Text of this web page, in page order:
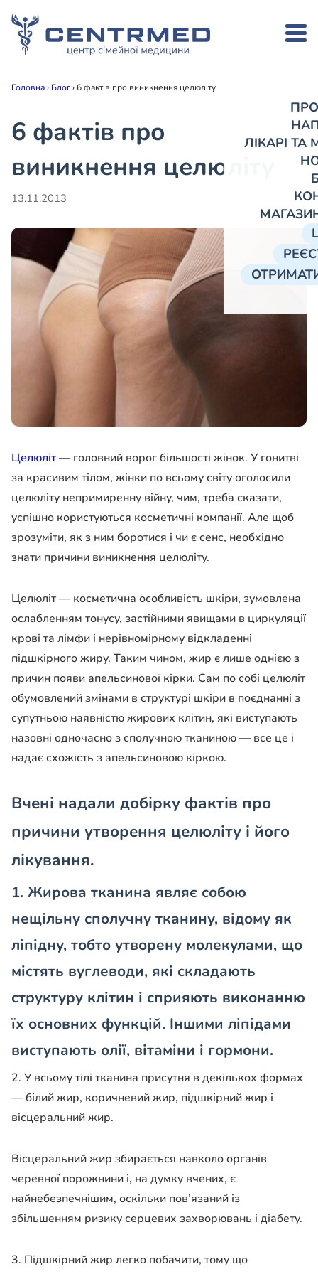
ЛІКАРІ
Головна› Блог›6 фактів про виникнення целюліту
6 фактів про
виникнення целюліту
13.11.2013
Целюліт— головний ворог більшості жінок. У гонитві
за красивим тілом, жінки по всьому світу оголосили
целюліту непримиренну війну, чим, треба сказати,
успішно користуються косметичні компанії. Але щоб
зрозуміти, як з ним боротися і чи є сенс, необхідно
знати причини виникнення целюліту.
Целюліт — косметична особливість шкіри, зумовлена ​​
ослабленням тонусу, застійними явищами в циркуляції
крові та лімфи і нерівномірному відкладенні
підшкірного жиру. Таким чином, жир є лише однією з
причин появи апельсинової кірки. Сам по собі целюліт
обумовлений змінами в структурі шкіри в поєднанні з
супутньою наявністю жирових клітин, які виступають
назовні одночасно з сполучною тканиною — все це і
надає схожість з апельсиновою кіркою.
Вчені надали добірку фактів про
причини утворення целюліту і його
лікування.
1. Жирова тканина являє собою
нещільну сполучну тканину, відому як
ліпідну, тобто утворену молекулами, що
містять вуглеводи, які складають
структуру клітин і сприяють виконанню
їх основних функцій. Іншими ліпідами
виступають олії, вітаміни і гормони.
2. У всьому тілі тканина присутня в декількох формах
— білий жир, коричневий жир, підшкірний жир і
вісцеральний жир.
Вісцеральний жир збирається навколо органів
черевної порожнини і, на думку вчених, є
найнебезпечнішим, оскільки пов’язаний із
збільшенням ризику серцевих захворювань і діабету.
3. Підшкірний жир легко побачити, тому що